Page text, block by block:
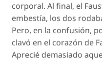
corporal. Al final, el
embestía, los dos
Pero, en la confusión,
clavó en el corazón de
Aprecié demasiado